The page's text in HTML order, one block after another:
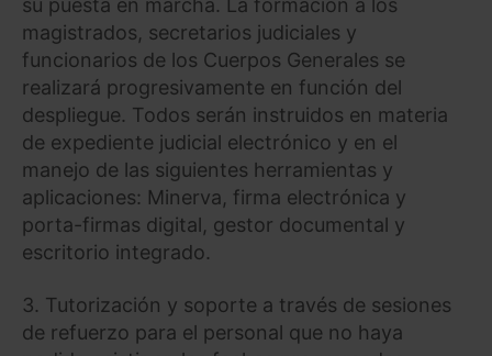
su puesta en marcha. La formación a los
magistrados, secretarios judiciales y
funcionarios de los Cuerpos Generales se
realizará progresivamente en función del
despliegue. Todos serán instruidos en materia
de expediente judicial electrónico y en el
manejo de las siguientes herramientas y
aplicaciones: Minerva, firma electrónica y
porta-firmas digital, gestor documental y
escritorio integrado.
3. Tutorización y soporte a través de sesiones
de refuerzo para el personal que no haya